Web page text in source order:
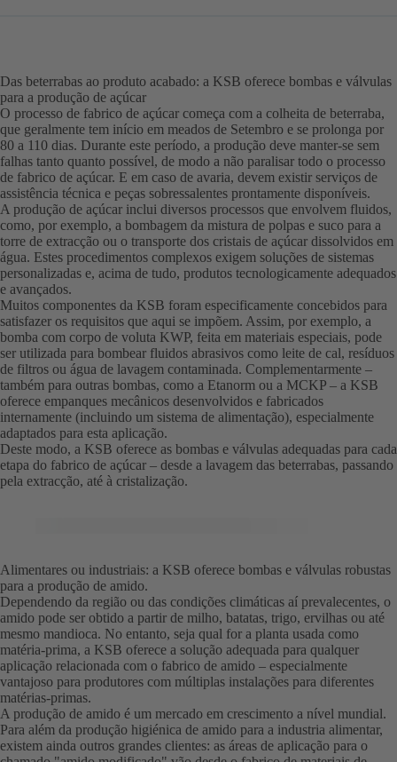
Das beterrabas ao produto acabado: a KSB oferece bombas e válvulas
para a produção de açúcar
O processo de fabrico de açúcar começa com a colheita de beterraba,
que geralmente tem início em meados de Setembro e se prolonga por
80 a 110 dias. Durante este período, a produção deve manter-se sem
falhas tanto quanto possível, de modo a não paralisar todo o processo
de fabrico de açúcar. E em caso de avaria, devem existir serviços de
assistência técnica e peças sobressalentes prontamente disponíveis.
A produção de açúcar inclui diversos processos que envolvem fluidos,
como, por exemplo, a bombagem da mistura de polpas e suco para a
torre de extracção ou o transporte dos cristais de açúcar dissolvidos em
água. Estes procedimentos complexos exigem soluções de sistemas
personalizadas e, acima de tudo, produtos tecnologicamente adequados
e avançados.
Muitos componentes da KSB foram especificamente concebidos para
satisfazer os requisitos que aqui se impõem. Assim, por exemplo, a
bomba com corpo de voluta KWP, feita em materiais especiais, pode
ser utilizada para bombear fluidos abrasivos como leite de cal, resíduos
de filtros ou água de lavagem contaminada. Complementarmente –
também para outras bombas, como a Etanorm ou a MCKP – a KSB
oferece empanques mecânicos desenvolvidos e fabricados
internamente (incluindo um sistema de alimentação), especialmente
adaptados para esta aplicação.
Deste modo, a KSB oferece as bombas e válvulas adequadas para cada
etapa do fabrico de açúcar – desde a lavagem das beterrabas, passando
pela extracção, até à cristalização.
Alimentares ou industriais: a KSB oferece bombas e válvulas robustas
para a produção de amido.
Dependendo da região ou das condições climáticas aí prevalecentes, o
amido pode ser obtido a partir de milho, batatas, trigo, ervilhas ou até
mesmo mandioca. No entanto, seja qual for a planta usada como
matéria-prima, a KSB oferece a solução adequada para qualquer
aplicação relacionada com o fabrico de amido – especialmente
vantajoso para produtores com múltiplas instalações para diferentes
matérias-primas.
A produção de amido é um mercado em crescimento a nível mundial.
Para além da produção higiénica de amido para a industria alimentar,
existem ainda outros grandes clientes: as áreas de aplicação para o